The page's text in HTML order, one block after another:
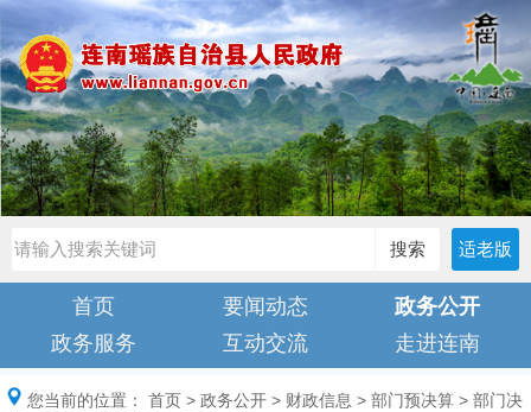
搜索 适老版
首页 要闻动态
政务公开
政务服务
互动交流 走进连南
您当前的位置： 首页 > 政务公开 > 财政信息 > 部门预决算 > 部门决